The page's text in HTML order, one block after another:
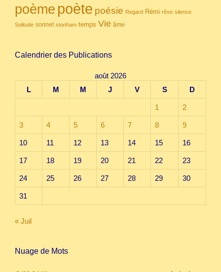
poème poète poésie Regard Rémi rêve silence
Solitude sonnet stonham temps Vie âme
Calendrier des Publications
août 2026
L
M M J V S D
1 2
3 4 5 6 7 8 9
10 11 12 13 14 15 16
17 18 19 20 21 22 23
24 25 26 27 28 29 30
31
« Juil
Nuage de Mots